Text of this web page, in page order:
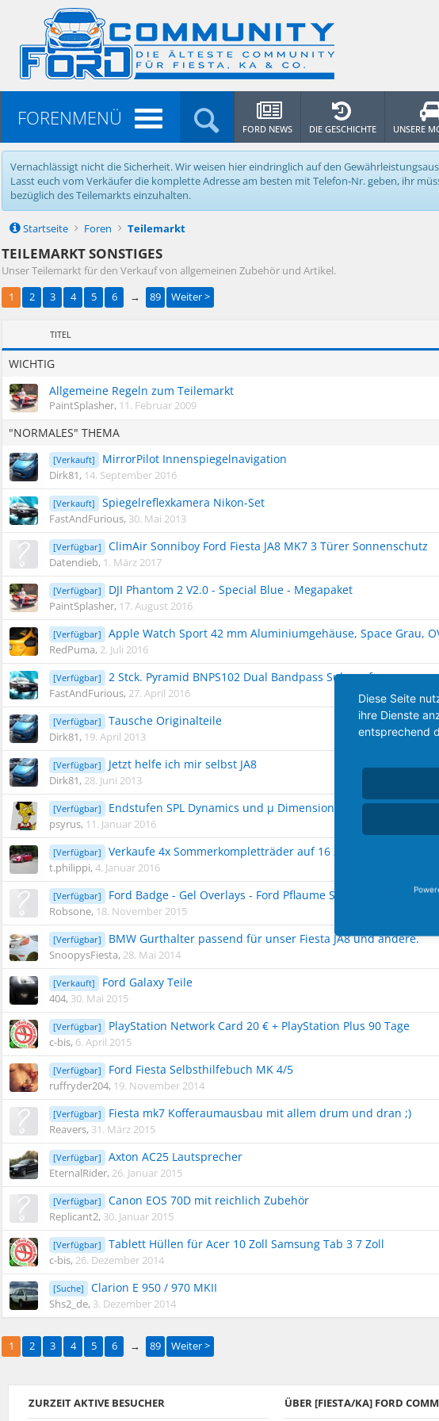
Vernachlässigt nicht die Sicherheit. Wir weisen hier eindringlich auf den
Lasst euch vom Verkäufer die komplette Adresse am besten mit Telefon-Nr. geben, ihr
bezüglich des Teilemarkts einzuhalten.
Startseite Foren Teilemarkt
TEILEMARKT SONSTIGES
Unser Teilemarkt für den Verkauf von allgemeinen Zubehör und Artikel.
1
2 3 4 5 6 → 89 Weiter >
TITEL
WICHTIG
Allgemeine Regeln zum Teilemarkt
PaintSplasher, 11. Februar 2009
"NORMALES" THEMA
[Verkauft] MirrorPilot Innenspiegelnavigation
Dirk81, 14. September 2016
[Verkauft] Spiegelreflexkamera Nikon-Set
FastAndFurious, 30. Mai 2013
[Verfügbar] ClimAir Sonniboy Ford Fiesta JA8 MK7 3 Türer Sonnenschutz
Datendieb, 1. März 2017
[Verfügbar] DJI Phantom 2 V2.0 - Special Blue - Megapaket
PaintSplasher, 17. August 2016
[Verfügbar] Apple Watch Sport 42 mm Aluminiumgehäuse, Space Grau,
RedPuma, 2. Juli 2016
[Verfügbar] 2 Stck. Pyramid BNPS102 Dual Bandpass Subwoofer
FastAndFurious, 27. April 2016
[Verfügbar] Tausche Originalteile
Dirk81, 19. April 2013
[Verfügbar] Jetzt helfe ich mir selbst JA8
Dirk81, 28. Juni 2013
[Verfügbar] Endstufen SPL Dynamics und µ Dimension
psyrus, 11. Januar 2016
[Verfügbar] Verkaufe 4x Sommerkompletträder auf 16 Zoll RIAL Felgen !
t.philippi,4. Januar 2016
[Verfügbar] Ford Badge - Gel Overlays - Ford Pflaume Schwarz-Silber
Robsone, 18. November 2015
[Verfügbar] BMW Gurthalter passend für unser Fiesta JA8 und andere.
SnoopysFiesta, 28. Mai 2014
[Verkauft] Ford Galaxy Teile
404, 30. Mai 2015
[Verfügbar] PlayStation Network Card 20 € + PlayStation Plus 90 Tage
c-bis, 6. April 2015
[Verfügbar] Ford Fiesta Selbsthilfebuch MK 4/5
ruffryder204, 19. November 2014
[Verfügbar] Fiesta mk7 Kofferaumausbau mit allem drum und dran ;)
Reavers, 31. März 2015
[Verfügbar] Axton AC25 Lautsprecher
EternalRider, 26. Januar 2015
[Verfügbar] Canon EOS 70D mit reichlich Zubehör
Replicant2, 30. Januar 2015
[Verfügbar] Tablett Hüllen für Acer 10 Zoll Samsung Tab 3 7 Zoll
c-bis, 26. Dezember 2014
[Suche] Clarion E 950 / 970 MKII
Shs2_de, 3. Dezember 2014
1 2 3 4 5 6 → 89 Weiter >
FORENMENÜ FORD NEWS DIE GESCHICHTE UNSERE
ZURZEIT AKTIVE BESUCHER ÜBER [FIESTA/KA] FORD
Diese Seite
ihre Dienste
entsprechend